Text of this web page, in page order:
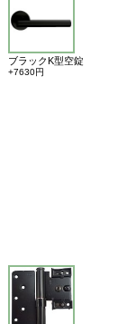
ブラックK型空錠
+7630円